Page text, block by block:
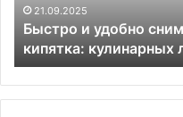
без
кипятка:
кулинарных
лайфхак
21.09.2025
Быстро и удобно
кипятка: кулинарных